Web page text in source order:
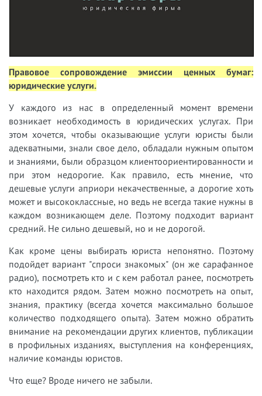
Правовое сопровождение эмиссии ценных бумаг:
юридические услуги.
У каждого из нас в определенный момент времени
возникает необходимость в юридических услугах. При
этом хочется, чтобы оказывающие услуги юристы были
адекватными, знали свое дело, обладали нужным опытом
и знаниями, были образцом клиентоориентированности и
при этом недорогие. Как правило, есть мнение, что
дешевые услуги априори некачественные, а дорогие хоть
может и высококлассные, но ведь не всегда такие нужны в
каждом возникающем деле. Поэтому подходит вариант
средний. Не сильно дешевый, но и не дорогой.
Как кроме цены выбирать юриста непонятно. Поэтому
подойдет вариант "спроси знакомых" (он же сарафанное
радио), посмотреть кто и с кем работал ранее, посмотреть
кто находится рядом. Затем можно посмотреть на опыт,
знания, практику (всегда хочется максимально большое
количество подходящего опыта). Затем можно обратить
внимание на рекомендации других клиентов, публикации
в профильных изданиях, выступления на конференциях,
наличие команды юристов.
Что еще? Вроде ничего не забыли.